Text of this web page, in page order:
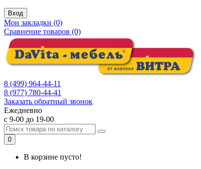
Вход
Мои закладки (0)
Сравнение товаров (0)
8 (499) 964-44-11
8 (977) 780-44-41
Заказать обратный звонок
Ежедневно
с 9-00 до 19-00
0
В корзине пусто!